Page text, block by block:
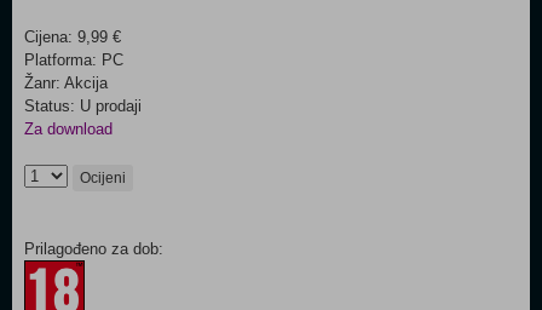
Cijena: 9,99 €
Platforma: PC
Žanr: Akcija
Status: U prodaji
Za download
Ocijeni
Prilagođeno za dob: